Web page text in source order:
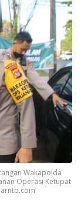
Wakapolda
Operasi Ketupat